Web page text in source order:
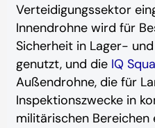
Verteidigungssektor
Innendrohne wird für
Sicherheit in Lager-
genutzt, und die IQ
Außendrohne, die für
Inspektionszwecke in
militärischen